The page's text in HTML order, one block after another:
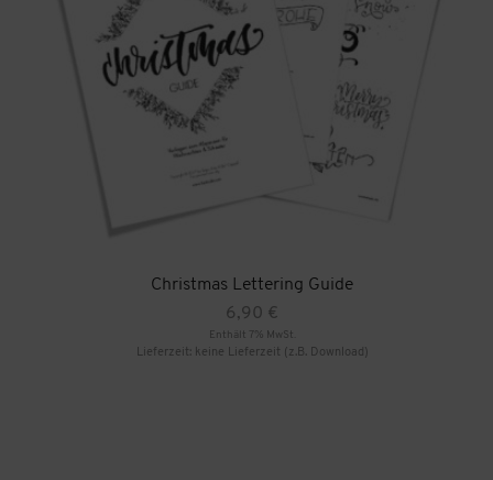
Christmas Lettering Guide
6,90 €
Enthält 7% MwSt.
Lieferzeit: keine Lieferzeit (z.B. Download)